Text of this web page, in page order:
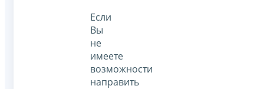
Если
Вы
не
имеете
возможности
направить